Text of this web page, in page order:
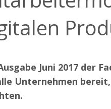
Juni 2017 der
Unternehmen